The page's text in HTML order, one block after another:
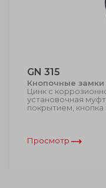
GN 315
Кнопочные
Цинк с
установочная
покрытием, кнопка
Просмотр